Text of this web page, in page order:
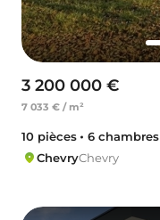
3 200 000 €
7 033 € / m²
10 pièces 6 chambres
ChevryChevry